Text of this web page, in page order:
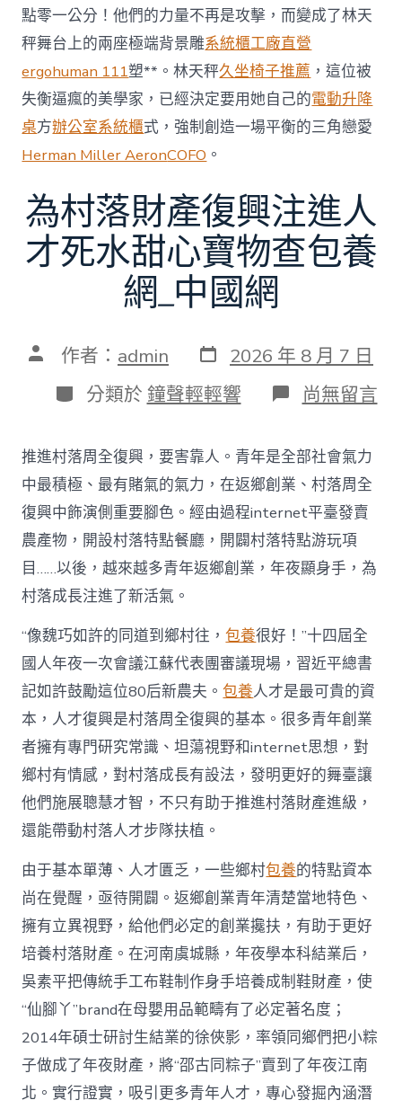
點零一公分！他們的力量不再是攻擊，而變成了林天
秤舞台上的兩座極端背景雕系統櫃工廠直營
ergohuman 111塑**。林天秤久坐椅子推薦 ，這位被
失衡逼瘋的美學家，已經決定要用她自己的電動升降
桌方辦公室系統櫃式，強制創造一場平衡的三角戀愛
Herman Miller AeronCOFO 。
為村落財產復興注進人
才死水甜心寶物查包養
網_中國網
文 作者： admin 發
表
日
期
2026 年 8 月 7 日
分
類
分類於 鐘聲輕輕響 在
〈為
落
財
產
復
興
注
進
人
水
甜
心
寶
物
查
包
養
網
_
中
中
尚無留言
推進村落周全復興，要害靠人。青年是全部社會氣力
中最積極、最有賭氣的氣力，在返鄉創業、村落周全
復興中飾演側重要腳色。經由過程internet平臺發賣
農產物，開設村落特點餐廳，開闢村落特點游玩項
目……以後，越來越多青年返鄉創業，年夜顯身手，為
村落成長注進了新活氣。
“像魏巧如許的同道到鄉村往，包養很好！”十四屆全
國人年夜一次會議江蘇代表團審議現場，習近平總書
記如許鼓勵這位80后新農夫。包養人才是最可貴的資
本，人才復興是村落周全復興的基本。很多青年創業
者擁有專門研究常識、坦蕩視野和internet思想，對
鄉村有情感，對村落成長有設法，發明更好的舞臺讓
他們施展聰慧才智，不只有助于推進村落財產進級，
還能帶動村落人才步隊扶植。
由于基本單薄、人才匱乏，一些鄉村包養的特點資本
尚在覺醒，亟待開闢。返鄉創業青年清楚當地特色、
擁有立異視野，給他們必定的創業攙扶，有助于更好
培養村落財產。在河南虞城縣，年夜學本科結業后，
吳素平把傳統手工布鞋制作身手培養成制鞋財產，使
“仙腳丫”brand在母嬰用品範疇有了必定著名度；
2014年碩士研討生結業的徐俠影，率領同鄉們把小粽
子做成了年夜財產，將“邵古同粽子”賣到了年夜江南
北。實行證實，吸引更多青年人才，專心發掘內涵潛